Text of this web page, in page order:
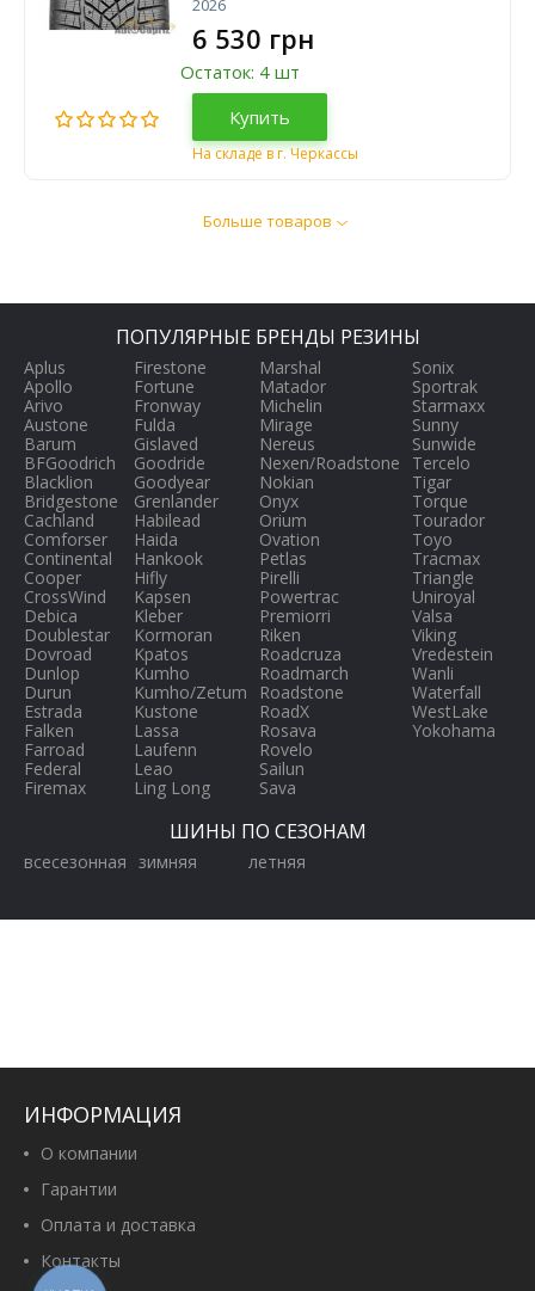
2026
6 530 грн
Остаток: 4 шт
Купить
На складе в г. Черкассы
Больше товаров
ПОПУЛЯРНЫЕ БРЕНДЫ РЕЗИНЫ
Aplus
Apollo
Arivo
Austone
Barum
BFGoodrich
Blacklion
Bridgestone
Cachland
Comforser
Continental
Cooper
CrossWind
Debica
Doublestar
Dovroad
Dunlop
Durun
Estrada
Falken
Farroad
Federal
Firemax
Firestone
Fortune
Fronway
Fulda
Gislaved
Goodride
Goodyear
Grenlander
Habilead
Haida
Hankook
Hifly
Kapsen
Kleber
Kormoran
Kpatos
Kumho
Kumho/Zetum
Kustone
Lassa
Laufenn
Leao
Ling Long
Marshal
Matador
Michelin
Mirage
Nereus
Nexen/Roadstone
Nokian
Onyx
Orium
Ovation
Petlas
Pirelli
Powertrac
Premiorri
Riken
Roadcruza
Roadmarch
Roadstone
RoadX
Rosava
Rovelo
Sailun
Sava
Sonix
Sportrak
Starmaxx
Sunny
Sunwide
Tercelo
Tigar
Torque
Tourador
Toyo
Tracmax
Triangle
Uniroyal
Valsa
Viking
Vredestein
Wanli
Waterfall
WestLake
Yokohama
ШИНЫ ПО СЕЗОНАМ
всесезонная зимняя летняя
ИНФОРМАЦИЯ
О компании
Гарантии
Оплата и доставка
Контакты